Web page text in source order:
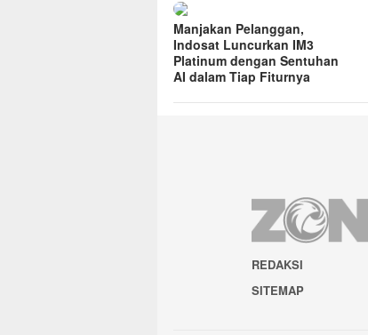
Manjakan Pelanggan,
Indosat Luncurkan IM3
Platinum dengan Sentuhan
AI dalam Tiap Fiturnya
REDAKSI
SITEMAP